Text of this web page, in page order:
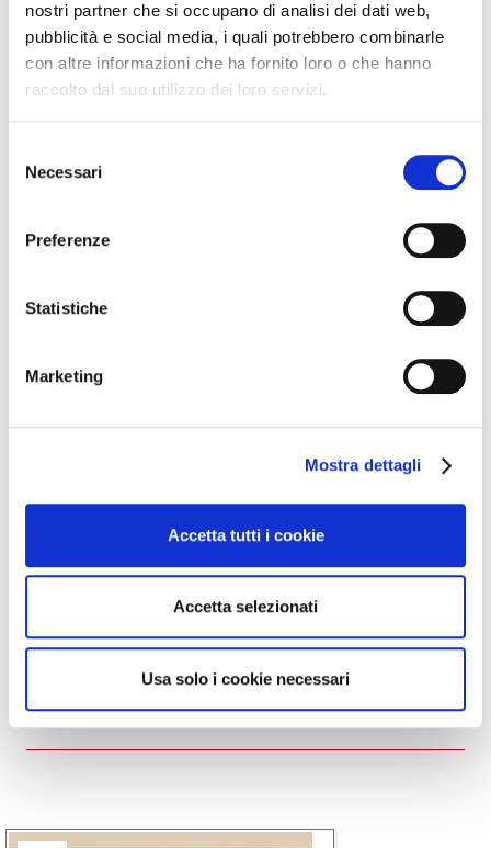
nostri partner che si occupano di analisi dei dati web,
pubblicità e social media, i quali potrebbero combinarle
con altre informazioni che ha fornito loro o che hanno
raccolto dal suo utilizzo dei loro servizi.
delNecessari
Preferenze
Statistiche
Marketing
Mostra dettagli
Accetta tutti i cookie
Accetta selezionati
Usa solo i cookie necessari
Ho letto l' informativa privacy
memorizzazione dei miei dati nel vostro archivio
secondo quanto stabilito dal regolamento
europeo per la protezione dei dati personali n.
Cerca nei nostri
eventi
Prossimi eventi